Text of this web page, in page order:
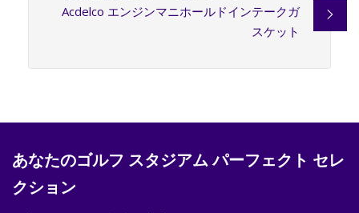
Acdelco エンジンマニホールドインテークガ
スケット
あなたのゴルフ スタジアム パーフェクト セレ
クション